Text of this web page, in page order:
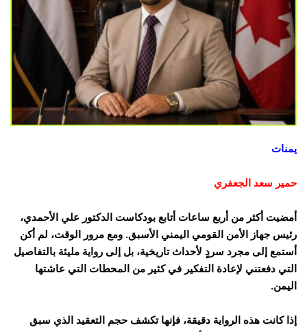
يمنات
حمير سعد الجعفري
أمضيت أكثر من أربع ساعات أتابع بودكاست الدكتور علي الأحمدي،
رئيس جهاز الأمن القومي اليمني الأسبق. ومع مرور الوقت، لم أكن
أستمع إلى مجرد سردٍ لأحداث تاريخية، بل إلى رواية مليئة بالتفاصيل
التي دفعتني لإعادة التفكير في كثير من المحطات التي عاشتها
اليمن.
إذا كانت هذه الرواية دقيقة، فإنها تكشف حجم التعقيد الذي سبق